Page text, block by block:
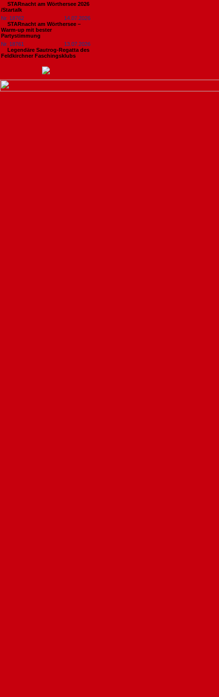
STARnacht am Wörthersee 2026
/Startalk
Nr. 18762
14.07.2026
STARnacht am Wörthersee –
Warm-up mit bester
Partystimmung
Nr. 18761
13.07.2026
Legendäre Sautrog-Regatta des
Feldkirchner Faschingsklubs